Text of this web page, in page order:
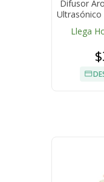
Difusor
Ultrasónico
Llega